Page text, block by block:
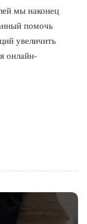
мы наконец
помочь
увеличить
онлайн-